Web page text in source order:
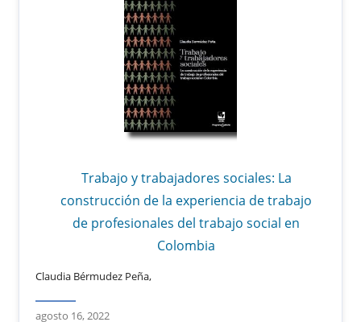
Trabajo y trabajadores sociales: La
construcción de la experiencia de trabajo
de profesionales del trabajo social en
Colombia
Claudia Bérmudez Peña,
agosto 16, 2022